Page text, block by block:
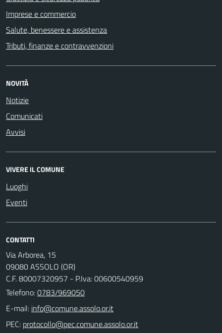
Imprese e commercio
Salute, benessere e assistenza
Tributi, finanze e contravvenzioni
NOVITÀ
Notizie
Comunicati
Avvisi
VIVERE IL COMUNE
Luoghi
Eventi
CONTATTI
Via Arborea, 15
09080 ASSOLO (OR)
C.F. 80007320957 - P.Iva: 00600540959
Telefono:0783/969050
E-mail:
PEC: